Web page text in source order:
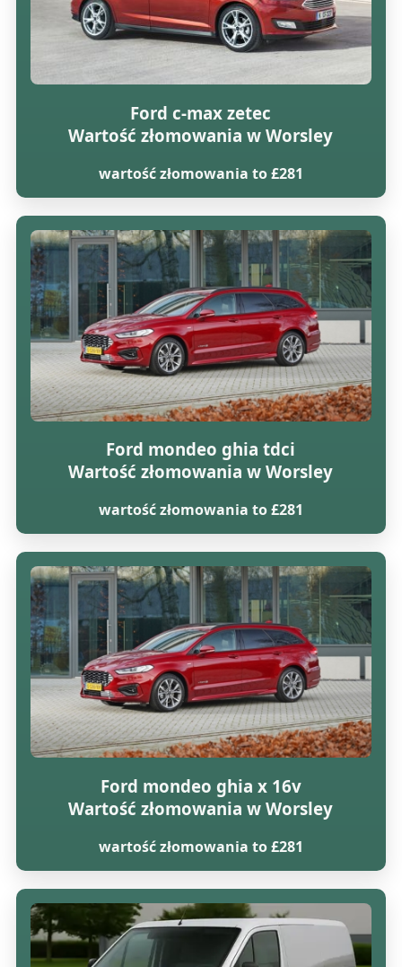
Ford c-max zetec
Wartość złomowania w Worsley
wartość złomowania to £281
Ford mondeo ghia tdci
Wartość złomowania w Worsley
wartość złomowania to £281
Ford mondeo ghia x 16v
Wartość złomowania w Worsley
wartość złomowania to £281